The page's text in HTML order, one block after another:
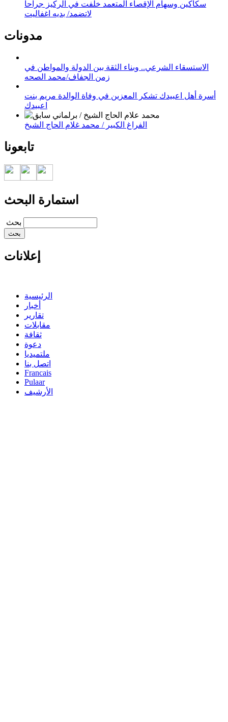
سكاكين وسهام الإقصاء المتعمد خلفت في الركيز جراحا
لاتضمد/ بديه اغفاليت
مدونات
الاستسقاء الشرعي.. وبناء الثقة بين الدولة والمواطن في
زمن الجفاف/محمد الصحه
أسرة أهل اعبيدك تشكر المعزين في وفاة الوالدة مريم بنت
اعبيدك
الفراغ الكبير / محمد غلام الحاج الشيخ
تابعونا
استمارة البحث
‏بحث ‏
إعلانات
الرئيسية
أخبار
تقارير
مقابلات
ثقافة
دعوة
ملتميديا
اتصل بنا
Francais
Pulaar
الأرشيف